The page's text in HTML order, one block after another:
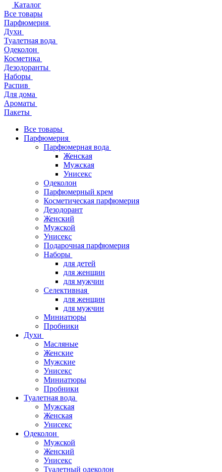
Каталог
Все товары
Парфюмерия
Духи
Туалетная вода
Одеколон
Косметика
Дезодоранты
Наборы
Распив
Для дома
Ароматы
Пакеты
Все товары
Парфюмерия
Парфюмерная вода
Женская
Мужская
Унисекс
Одеколон
Парфюмерный крем
Косметическая парфюмерия
Дезодорант
Женский
Мужской
Унисекс
Подарочная парфюмерия
Наборы
для детей
для женщин
для мужчин
Селективная
для женщин
для мужчин
Миниатюры
Пробники
Духи
Масляные
Женские
Мужские
Унисекс
Миниатюры
Пробники
Туалетная вода
Мужская
Женская
Унисекс
Одеколон
Мужской
Женский
Унисекс
Туалетный одеколон